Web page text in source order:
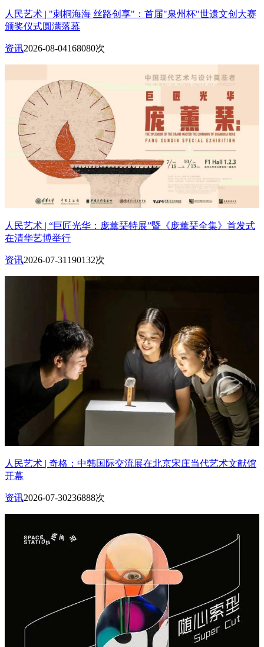
人民艺术 | "刺桐海海 丝路创享"：首届"泉州杯"世遗文创大赛
颁奖仪式圆满落幕
资讯2026-08-04168080次
人民艺术 | “巨匠光华：庞薰琹特展”暨《庞薰琹全集》首发式
在清华艺博举行
资讯2026-07-31 190132次
人民艺术 | 奇格：中韩国际交流展在北京宋庄当代艺术文献馆
开幕
资讯2026-07-30236888次